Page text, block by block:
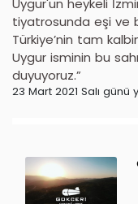
Uygur'un heykeli
tiyatrosunda eşi ve
Türkiye’nin tam
Uygur isminin bu
duyuyoruz.”
23 Mart 2021 Salı günü